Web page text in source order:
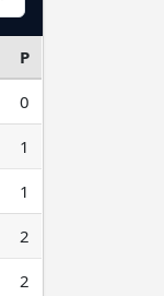
P
0
1
1
2
2